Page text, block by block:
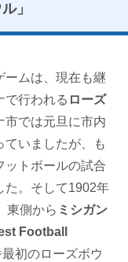
」
ームは、現在も継
で行われる ローズ
市では元旦に市内
ていましたが、も
ットボールの試合
た。そして1902年
、東側から ミシガン
Football
初のローズボウ